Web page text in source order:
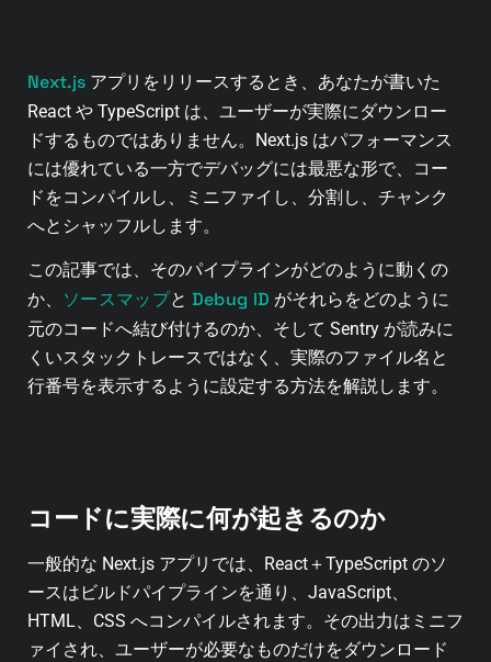
Next.js アプリをリリースするとき、あなたが書いた
React や TypeScript は、ユーザーが実際にダウンロー
ドするものではありません。Next.js はパフォーマンス
には優れている一方でデバッグには最悪な形で、コー
ドをコンパイルし、ミニファイし、分割し、チャンク
へとシャッフルします。
この記事では、そのパイプラインがどのように動くの
か、
ソースマップと Debug ID がそれらをどのように
元のコードへ結び付けるのか、そして Sentry が読みに
くいスタックトレースではなく、実際のファイル名と
行番号を表示するように設定する方法を解説します。
コードに実際に何が起きるのか
一般的な Next.js アプリでは、React＋TypeScript のソ
ースはビルドパイプラインを通り、JavaScript、
HTML、CSS へコンパイルされます。その出力はミニフ
ァイされ、ユーザーが必要なものだけをダウンロード